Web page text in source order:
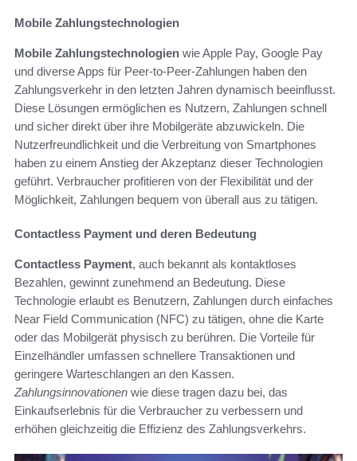
Mobile Zahlungstechnologien
Mobile Zahlungstechnologien wie Apple Pay, Google Pay
und diverse Apps für Peer-to-Peer-Zahlungen haben den
Zahlungsverkehr in den letzten Jahren dynamisch beeinflusst.
Diese Lösungen ermöglichen es Nutzern, Zahlungen schnell
und sicher direkt über ihre Mobilgeräte abzuwickeln. Die
Nutzerfreundlichkeit und die Verbreitung von Smartphones
haben zu einem Anstieg der Akzeptanz dieser Technologien
geführt. Verbraucher profitieren von der Flexibilität und der
Möglichkeit, Zahlungen bequem von überall aus zu tätigen.
Contactless Payment und deren Bedeutung
Contactless Payment, auch bekannt als kontaktloses
Bezahlen, gewinnt zunehmend an Bedeutung. Diese
Technologie erlaubt es Benutzern, Zahlungen durch einfaches
Near Field Communication (NFC) zu tätigen, ohne die Karte
oder das Mobilgerät physisch zu berühren. Die Vorteile für
Einzelhändler umfassen schnellere Transaktionen und
geringere Warteschlangen an den Kassen.
Zahlungsinnovationen wie diese tragen dazu bei, das
Einkaufserlebnis für die Verbraucher zu verbessern und
erhöhen gleichzeitig die Effizienz des Zahlungsverkehrs.